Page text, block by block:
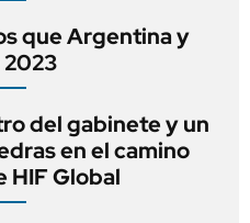
que Argentina y
del gabinete y un
en el camino
HIF Global